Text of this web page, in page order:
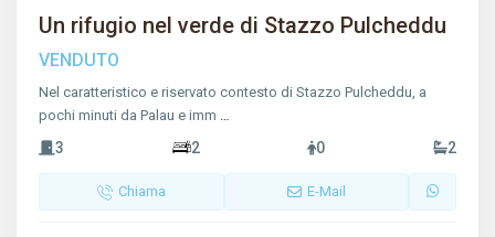
Un rifugio nel verde di Stazzo Pulcheddu
VENDUTO
Nel caratteristico e riservato contesto di Stazzo Pulcheddu, a
pochi minuti da Palau e imm …
3 2 0 2
Chiama E-Mail